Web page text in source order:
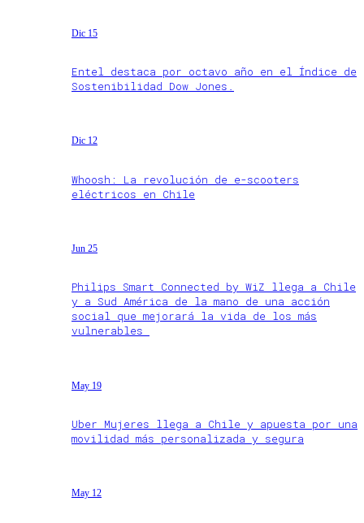
Dic 15
Entel destaca por octavo año en el Índice de
Sostenibilidad Dow Jones.
Dic 12
Whoosh: La revolución de e-scooters
eléctricos en Chile
Jun 25
Philips Smart Connected by WiZ llega a Chile
y a Sud América de la mano de una acción
social que mejorará la vida de los más
vulnerables
May 19
Uber Mujeres llega a Chile y apuesta por una
movilidad más personalizada y segura
May 12